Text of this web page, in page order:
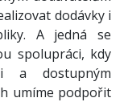
dodávky i
A jedná se
spolupráci, kdy
a dostupným
umíme podpořit